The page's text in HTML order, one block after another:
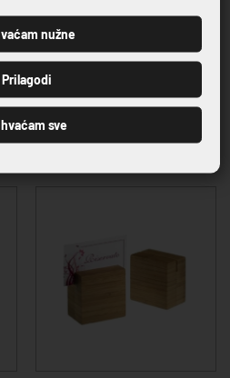
20,66 €
SE
nužne
Prilagodi
sve